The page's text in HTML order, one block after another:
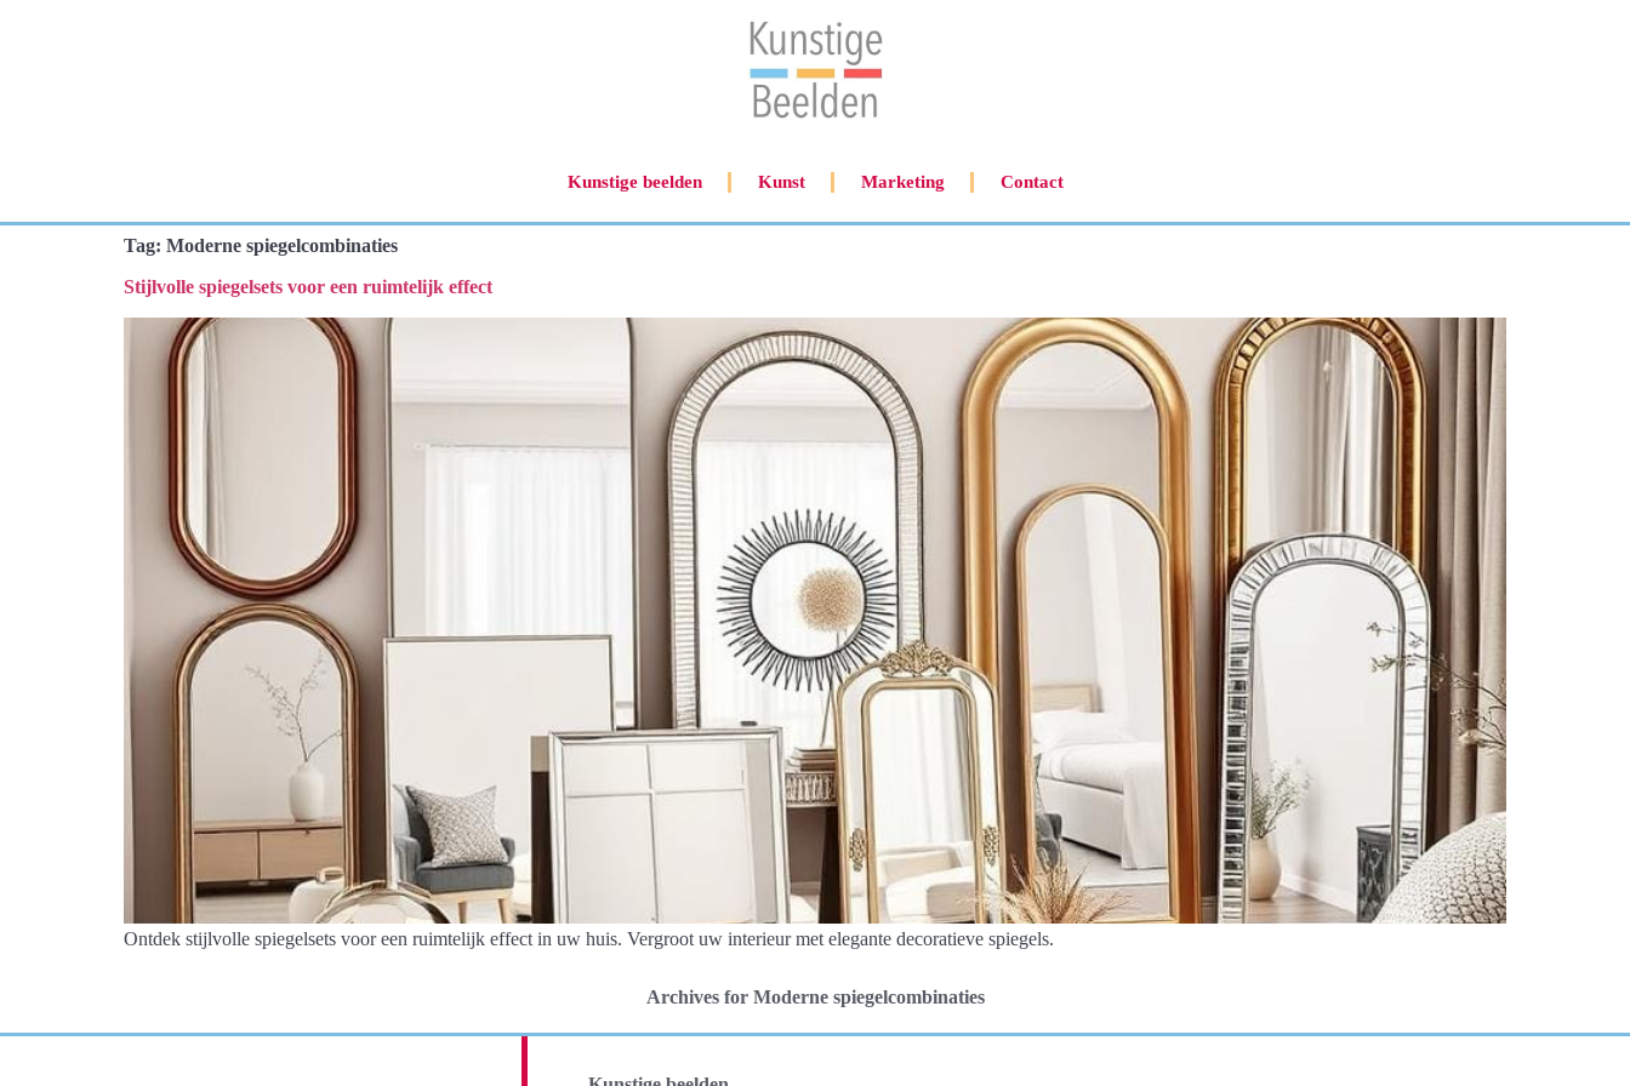
Kunstige beelden Kunst Marketing Contact
Tag: Moderne spiegelcombinaties
Stijlvolle spiegelsets voor een ruimtelijk effect
Ontdek stijlvolle spiegelsets voor een ruimtelijk effect in uw huis. Vergroot uw interieur met elegante decoratieve spiegels.
Archives for Moderne spiegelcombinaties